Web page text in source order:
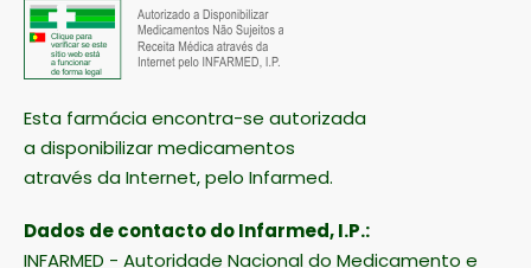
Esta farmácia encontra-se autorizada
a disponibilizar medicamentos
através da Internet, pelo Infarmed.
Dados de contacto do Infarmed, I.P.:
INFARMED - Autoridade Nacional do Medicamento e